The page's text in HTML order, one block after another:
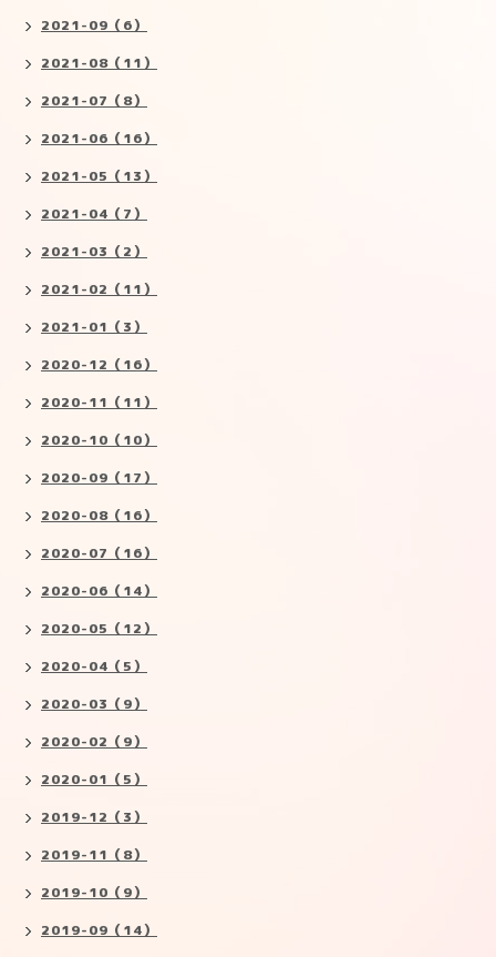
2021-09（6）
2021-08（11）
2021-07（8）
2021-06（16）
2021-05（13）
2021-04（7）
2021-03（2）
2021-02（11）
2021-01（3）
2020-12（16）
2020-11（11）
2020-10（10）
2020-09（17）
2020-08（16）
2020-07（16）
2020-06（14）
2020-05（12）
2020-04（5）
2020-03（9）
2020-02（9）
2020-01（5）
2019-12（3）
2019-11（8）
2019-10（9）
2019-09（14）